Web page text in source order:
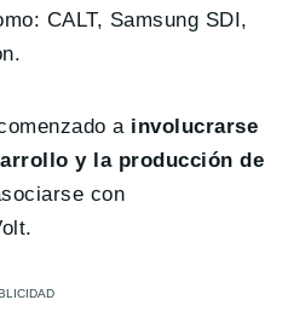
CALT, Samsung SDI,
ainvolucrarse
y la producción de
con